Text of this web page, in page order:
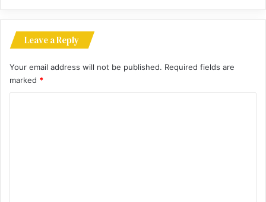
Leave a Reply
Your email address will not be published. Required fields are
marked *